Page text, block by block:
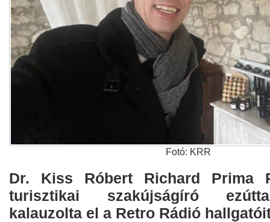
Fotó: KRR
Dr. Kiss Róbert Richard Prima
turisztikai szakújságíró
kalauzolta el a Retro Rádió